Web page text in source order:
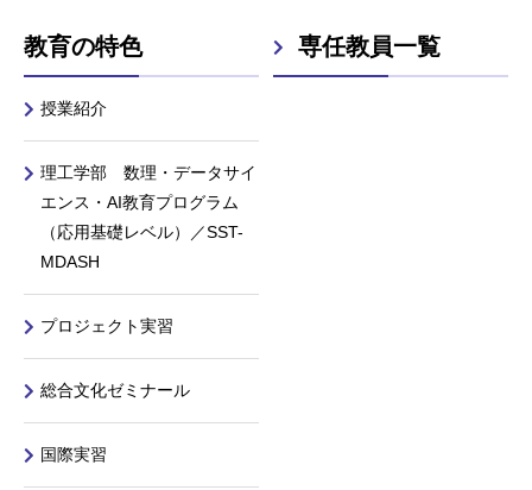
教育の特色
授業紹介
理工学部 数理・データサイ
エンス・AI教育プログラム
（応用基礎レベル）／SST-
MDASH
プロジェクト実習
総合文化ゼミナール
国際実習
専任教員一覧